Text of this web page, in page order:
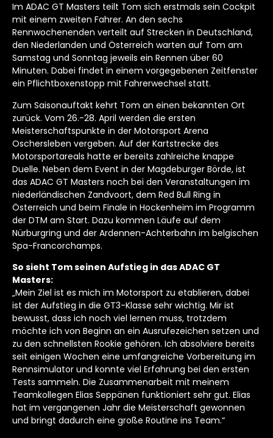
Im ADAC GT Masters teilt Tom sich erstmals sein Cockpit
mit einem zweiten Fahrer. An den sechs
Rennwochenenden verteilt auf Strecken in Deutschland,
den Niederlanden und Österreich warten auf Tom am
Samstag und Sonntag jeweils ein Rennen über 60
Minuten. Dabei findet in einem vorgegebenen Zeitfenster
ein Pflichtboxenstopp mit Fahrerwechsel statt.
Zum Saisonauftakt kehrt Tom an einen bekannten Ort
zurück. Vom 26.-28. April werden die ersten
Meisterschaftspunkte in der Motorsport Arena
Oschersleben vergeben. Auf der Kartstrecke des
Motorsportareals hatte er bereits zahlreiche knappe
Duelle. Neben dem Event in der Magdeburger Börde, ist
das ADAC GT Masters noch bei den Veranstaltungen im
niederländischen Zandvoort, dem Red Bull Ring in
Österreich und beim Finale in Hockenheim im Programm
der DTM am Start. Dazu kommen Läufe auf dem
Nürburgring und der Ardennen-Achterbahn im belgischen
Spa-Francorchamps.
So sieht Tom seinen Aufstieg in das ADAC GT
Masters:
„Mein Ziel ist es mich im Motorsport zu etablieren, dabei
ist der Aufstieg in die GT3-Klasse sehr wichtig. Mir ist
bewusst, dass ich noch viel lernen muss, trotzdem
möchte ich von Beginn an ein Ausrufezeichen setzen und
zu den schnellsten Rookie gehören. Ich absolviere bereits
seit einigen Wochen eine umfangreiche Vorbereitung im
Rennsimulator und konnte viel Erfahrung bei den ersten
Tests sammeln. Die Zusammenarbeit mit meinem
Teamkollegen Elias Seppänen funktioniert sehr gut. Elias
hat im vergangenen Jahr die Meisterschaft gewonnen
und bringt dadurch eine große Routine ins Team.“